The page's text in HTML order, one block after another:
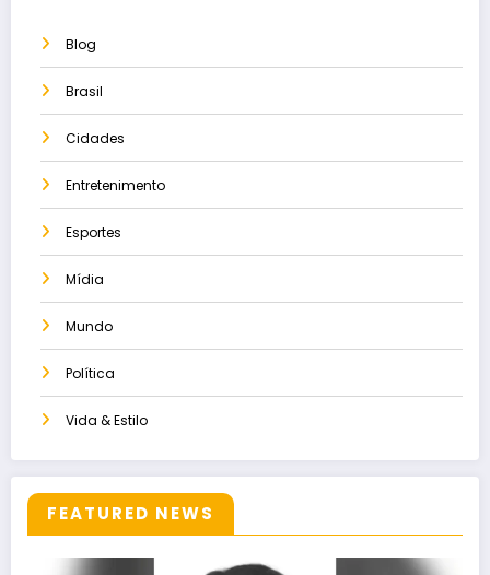
Blog
Brasil
Cidades
Entretenimento
Esportes
Mídia
Mundo
Política
Vida & Estilo
FEATURED NEWS